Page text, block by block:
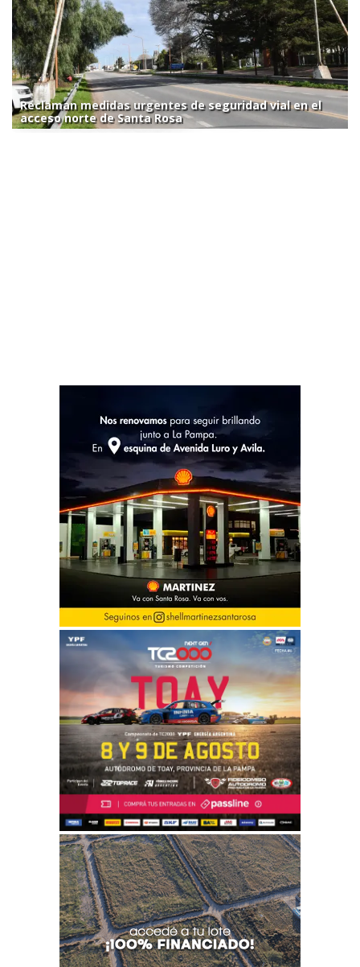
Reclaman medidas urgentes de seguridad vial en el
acceso norte de Santa Rosa